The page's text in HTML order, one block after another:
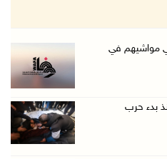
الوطني دياب ا ...
جنوب جنين و ...
مواشيهم في
مصابا منذ بدء حرب